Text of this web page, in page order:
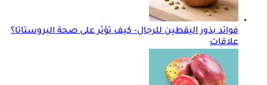
فوائد بذور اليقطين للرجال- كيف تؤثر على صحة البروستاتا؟
علاقات